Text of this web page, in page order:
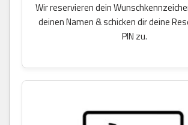
Wir reservieren dein
deinen Namen & schicken dir deine
PIN zu.